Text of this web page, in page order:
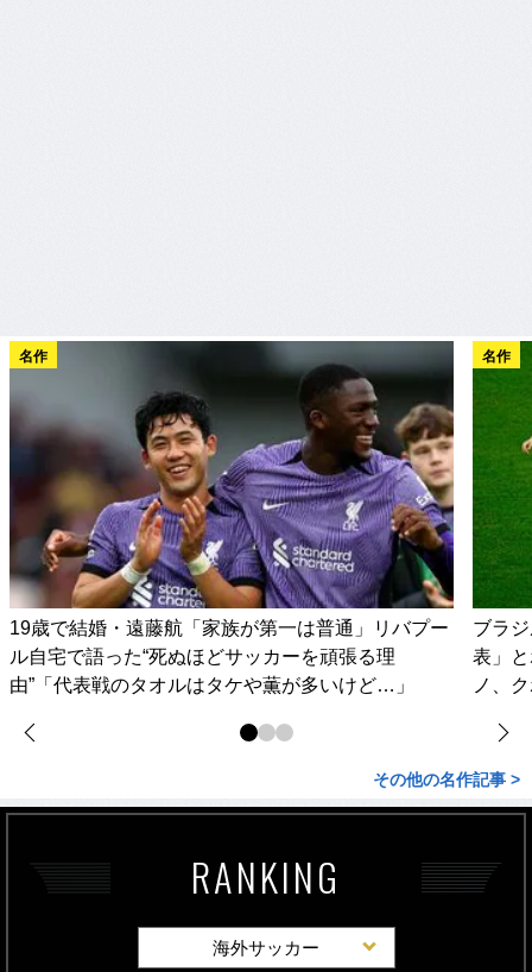
名作
19歳で結婚・遠藤航「家族が第一は普通」リバプー
ル自宅で語った“死ぬほどサッカーを頑張る理
由”「代表戦のタオルはタケや薫が多いけど…」
名作
ブラ
表」
ノ、
その他の名作記事 >
RANKING
海外サッカー